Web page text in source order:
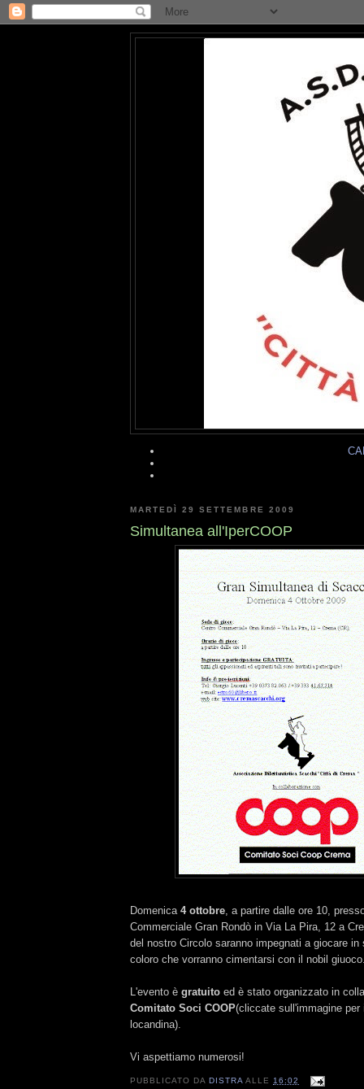
MARTEDÌ 29 SETTEMBRE 2009
Simultanea all'IperCOOP
Domenica 4 ottobre , a partire dalle ore 10,
Commerciale Gran Rondò in Via La Pira, 12 a
del nostro Circolo saranno impegnati a giocare
coloro che vorranno cimentarsi con il nobil
L'evento è gratuito ed è stato organizzato in
Comitato Soci COOP(cliccate sull'immagine per
locandina).
Vi aspettiamo numerosi!
PUBBLICATO DA DISTRA ALLE16:02